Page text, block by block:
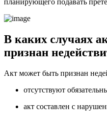
В каких случаях
признан
Акт может быть признан
отсутствуют
акт составлен с